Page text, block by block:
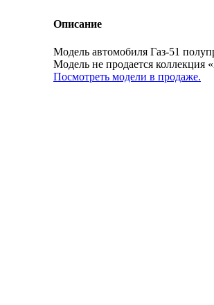
Описание
Модель автомобиля Газ-51
Модель не продается
Посмотреть модели в продаже.